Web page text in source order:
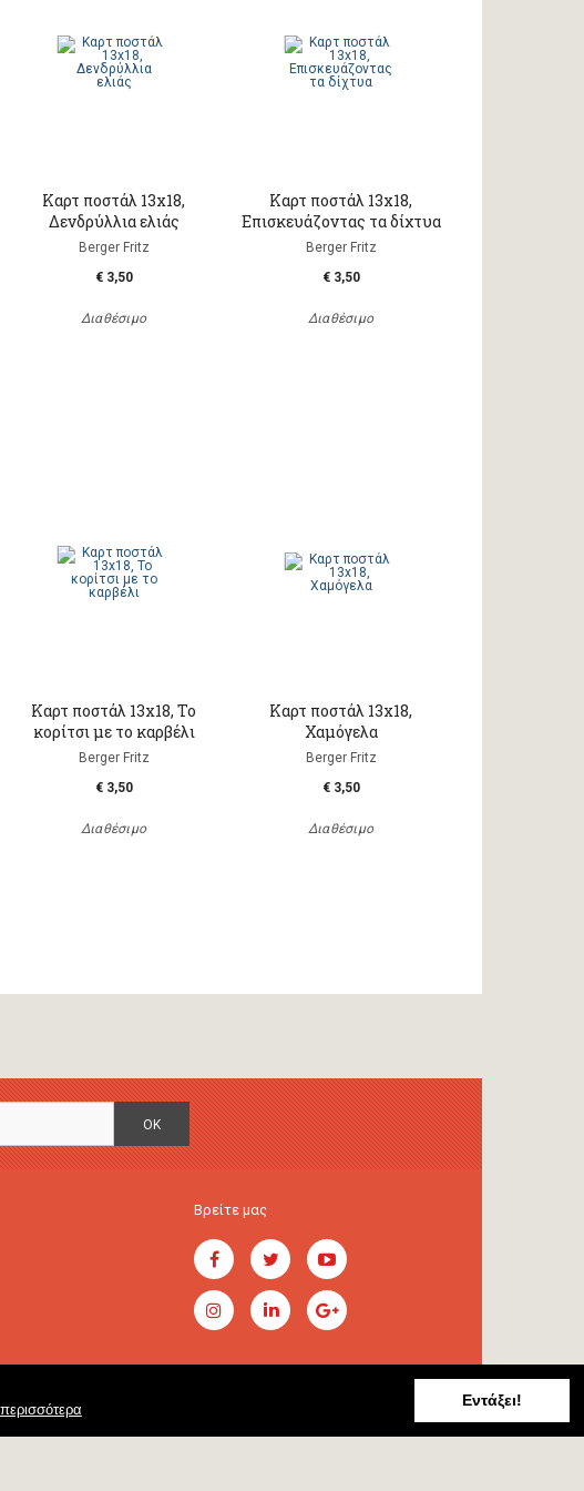
Εντάξει!
Καρτ ποστάλ 13x18,
Δενδρύλλια ελιάς
Berger Fritz
€ 3,50
Διαθέσιμο
Καρτ ποστάλ 13x18,
Επισκευάζοντας τα δίχτυα
Berger Fritz
€ 3,50
Διαθέσιμο
Καρτ ποστάλ 13x18, Το
κορίτσι με το καρβέλι
Berger Fritz
€ 3,50
Διαθέσιμο
Καρτ ποστάλ 13x18,
Χαμόγελα
Berger Fritz
€ 3,50
Διαθέσιμο
OK
Βρείτε μας
Handcrafted byRADIAL